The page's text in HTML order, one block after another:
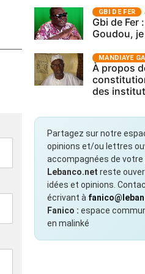
GBI DE FER
Gbi de Fer
Goudou,
MANDIAYE
À propos
des
Partagez sur notre
opinions et/ou lettres
accompagnées de votre
Lebanco.net reste
idées et opinions.
écrivant à
Fanico : espace
en malinké